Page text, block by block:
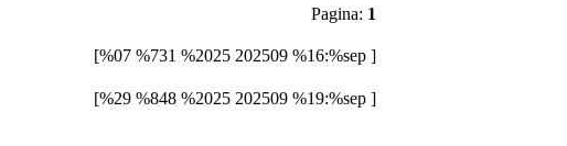
Pagina: 1
[%07 %731 %2025 202509 %16:%sep ]
[%29 %848 %2025 202509 %19:%sep ]